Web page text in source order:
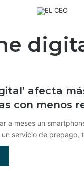
afecta
con menos
a meses un
un servicio de prepago,